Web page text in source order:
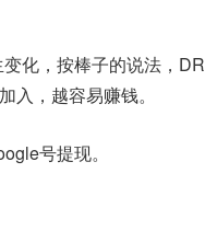
化，按棒子的说法，
，越容易赚钱。
号提现。